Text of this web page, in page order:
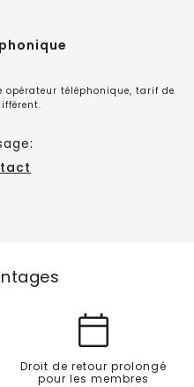
opérateur téléphonique, tarif de
Droit de retour prolongé
pour les membres